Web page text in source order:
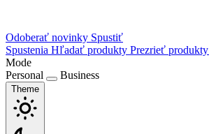
Odoberať novinky Spustiť
Spustenia Hľadať produkty Prezrieť produkty
Mode
Personal
Business
Theme